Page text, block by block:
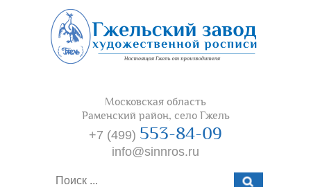
Московская область
Раменский район, село Гжель
+7 (499) 553-84-09
info@sinnros.ru